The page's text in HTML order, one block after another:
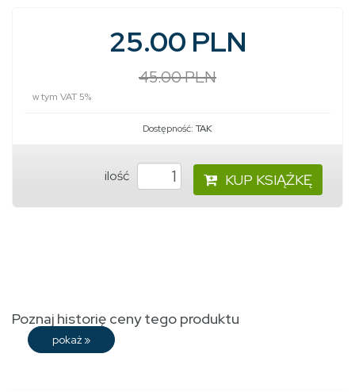
25.00 PLN
45.00 PLN
w tym VAT 5%
Dostępność: TAK
ilość KUP KSIĄŻKĘ
Poznaj historię ceny tego produktu
pokaż »